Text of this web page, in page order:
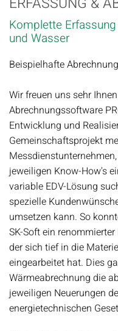
Komplette
und Wasser
Beispielhafte
Wir freuen uns sehr
Abrechnungssoftware
Entwicklung und
Gemeinschaftsprojekt
jeweiligen Know-How's
variable EDV-Lösung
spezielle
umsetzen kann. So
SK-Soft ein
der sich tief in die
eingearbeitet hat. Dies
Wärmeabrechnung die
jeweiligen Neuerungen
energietechnischen